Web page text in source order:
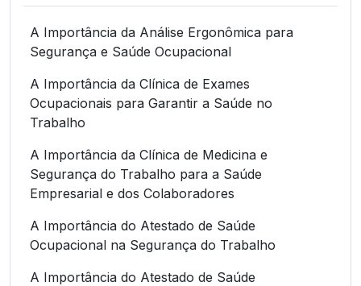
A Importância da Análise Ergonômica para
Segurança e Saúde Ocupacional
A Importância da Clínica de Exames
Ocupacionais para Garantir a Saúde no
Trabalho
A Importância da Clínica de Medicina e
Segurança do Trabalho para a Saúde
Empresarial e dos Colaboradores
A Importância do Atestado de Saúde
Ocupacional na Segurança do Trabalho
A Importância do Atestado de Saúde